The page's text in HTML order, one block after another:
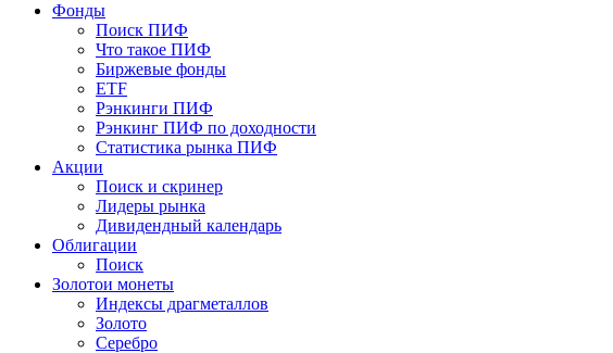
Фонды
Поиск ПИФ
Что такое ПИФ
Биржевые фонды
ETF
Рэнкинги ПИФ
Рэнкинг ПИФ по доходности
Статистика рынка ПИФ
Акции
Поиск и скринер
Лидеры рынка
Дивидендный календарь
Облигации
Поиск
Золотои монеты
Индексы драгметаллов
Золото
Серебро